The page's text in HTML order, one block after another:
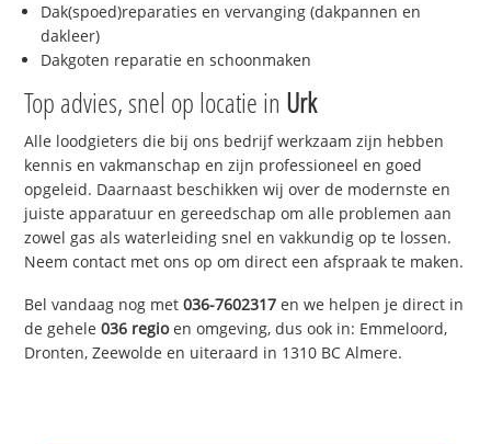
Dak(spoed)reparaties en vervanging (dakpannen en
dakleer)
Dakgoten reparatie en schoonmaken
Top advies, snel op locatie in Urk
Alle loodgieters die bij ons bedrijf werkzaam zijn hebben
kennis en vakmanschap en zijn professioneel en goed
opgeleid. Daarnaast beschikken wij over de modernste en
juiste apparatuur en gereedschap om alle problemen aan
zowel gas als waterleiding snel en vakkundig op te lossen.
Neem contact met ons op om direct een afspraak te maken.
Bel vandaag nog met036-7602317 en we helpen je direct in
de gehele036 regioen omgeving, dus ook in: Emmeloord,
Dronten, Zeewolde en uiteraard in 1310 BC Almere.